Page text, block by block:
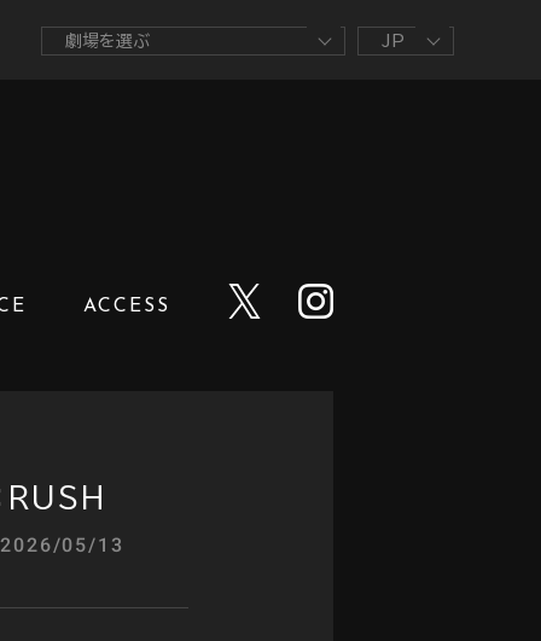
ACCESS
RUSH
2026/05/13